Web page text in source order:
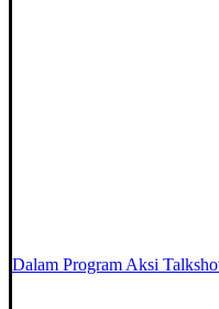
Dalam Program Aksi